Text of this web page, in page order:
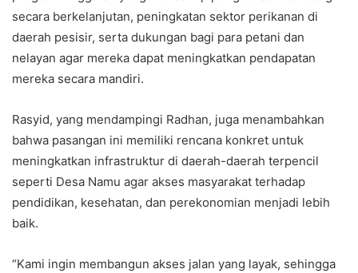
secara berkelanjutan, peningkatan sektor perikanan di
daerah pesisir, serta dukungan bagi para petani dan
nelayan agar mereka dapat meningkatkan pendapatan
mereka secara mandiri.
Rasyid, yang mendampingi Radhan, juga menambahkan
bahwa pasangan ini memiliki rencana konkret untuk
meningkatkan infrastruktur di daerah-daerah terpencil
seperti Desa Namu agar akses masyarakat terhadap
pendidikan, kesehatan, dan perekonomian menjadi lebih
baik.
“Kami ingin membangun akses jalan yang layak, sehingga